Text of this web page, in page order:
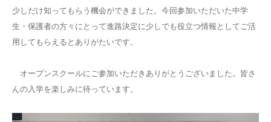
少しだけ知ってもらう機会ができました。今回参加いただいた中学
生・保護者の方々にとって進路決定に少しでも役立つ情報としてご活
用してもらえるとありがたいです。
オープンスクールにご参加いただきありがとうございました。皆さ
んの入学を楽しみに待っています。